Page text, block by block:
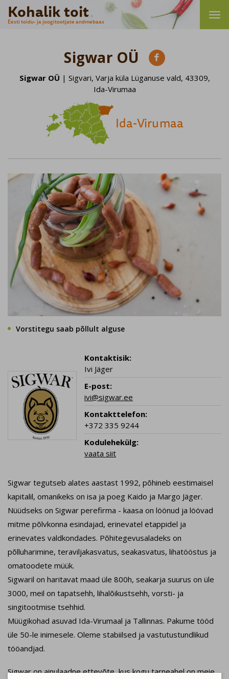
Kohalik toit
Eesti toidu- ja joogitootjate andmebaas
Sigwar OÜ 
Sigwar OÜ | Sigvari, Varja küla Lüganuse vald, 43309,
Ida-Virumaa
Ida-Virumaa
Vorstitegu saab põllult alguse
Kontaktisik:
Ivi Jäger
E-post:
ivi@sigwar.ee
Kontakttelefon:
+372 335 9244
Kodulehekülg:
vaata siit
Sigwar tegutseb alates aastast 1992, põhineb eestimaisel
kapitalil, omanikeks on isa ja poeg Kaido ja Margo Jäger.
Nüüdseks on Sigwar perefirma - kaasa on löönud ja löövad
mitme põlvkonna esindajad, erinevatel etappidel ja
erinevates valdkondades. Põhitegevusaladeks on
põlluharimine, teraviljakasvatus, seakasvatus, lihatööstus ja
omatoodete müük.
Sigwaril on haritavat maad üle 800h, seakarja suurus on üle
3000, meil on tapatsehh, lihalõikustsehh, vorsti- ja
singitootmise tsehhid.
Müügikohad asuvad Ida-Virumaal ja Tallinnas. Pakume tööd
üle 50-le inimesele. Oleme stabiilsed ja vastutustundlikud
tööandjad.
Sigwar on ainulaadne ettevõte, kus kogu tarneahel on meie